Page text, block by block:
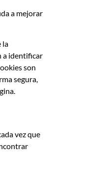
a mejorar
la
a identificar
son
segura,
vez que